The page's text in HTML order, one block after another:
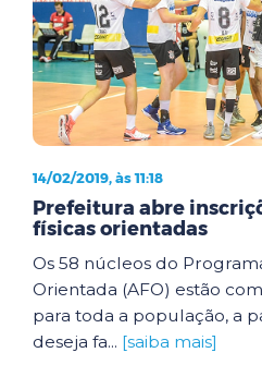
14/02/2019, às 11:18
Prefeitura abre
físicas orientadas
Os 58 núcleos do
Orientada (AFO) estão
para toda a população, a
deseja fa... [saiba mais]